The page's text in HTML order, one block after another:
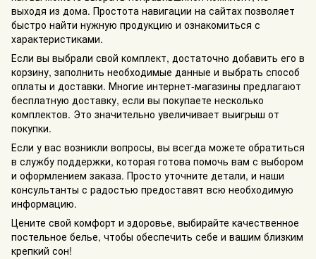
выходя из дома. Простота навигации на сайтах позволяет
быстро найти нужную продукцию и ознакомиться с
характеристиками.
Если вы выбрали свой комплект, достаточно добавить его в
корзину, заполнить необходимые данные и выбрать способ
оплаты и доставки. Многие интернет-магазины предлагают
бесплатную доставку, если вы покупаете несколько
комплектов. Это значительно увеличивает выигрыш от
покупки.
Если у вас возникли вопросы, вы всегда можете обратиться
в службу поддержки, которая готова помочь вам с выбором
и оформлением заказа. Просто уточните детали, и наши
консультанты с радостью предоставят всю необходимую
информацию.
Цените свой комфорт и здоровье, выбирайте качественное
постельное белье, чтобы обеспечить себе и вашим близким
крепкий сон!